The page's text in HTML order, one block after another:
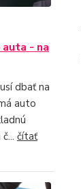
- na
dbať na
auto
čítať